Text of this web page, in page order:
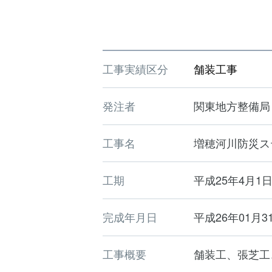
工事実績区分 舗装工事
発注者 関東地方整備
工事名 増穂河川防災
工期 平成25年4月1
完成年月日 平成26年01月
工事概要 舗装工、張芝